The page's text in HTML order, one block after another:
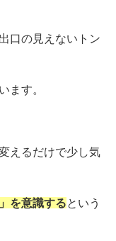
口の見えないトン
ます。
えるだけで少し気
を意識する という